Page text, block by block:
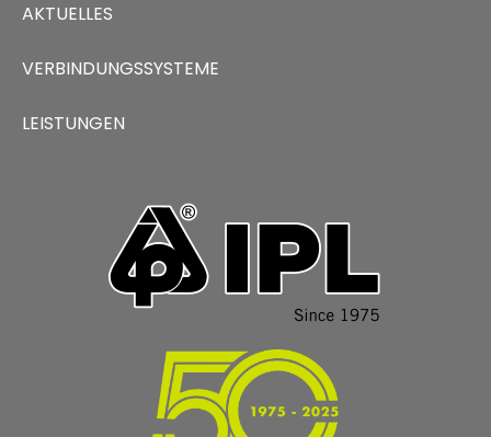
AKTUELLES
VERBINDUNGSSYSTEME
LEISTUNGEN